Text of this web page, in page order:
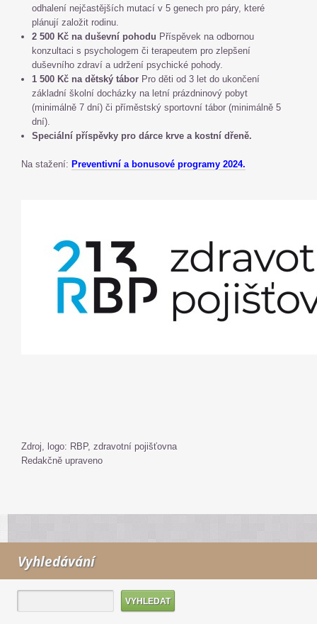
odhalení nejčastějších mutací v 5 genech pro páry, které
plánují založit rodinu.
2 500 Kč na duševní pohodu Příspěvek na odbornou
konzultaci s psychologem či terapeutem pro zlepšení
duševního zdraví a udržení psychické pohody.
1 500 Kč na dětský tábor Pro děti od 3 let do ukončení
základní školní docházky na letní prázdninový pobyt
(minimálně 7 dní) či příměstský sportovní tábor (minimálně 5
dní).
Speciální příspěvky pro dárce krve a kostní dřeně.
Na stažení: Preventivní a bonusové programy 2024.
Zdroj, logo: RBP, zdravotní pojišťovna
Redakčně upraveno
Vyhledávání